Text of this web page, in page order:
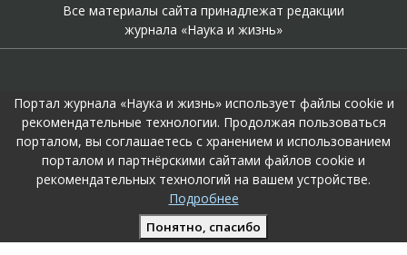
Все материалы сайта принадлежат редакции
журнала «Наука и жизнь»
На портале применяются рекомендательные технологии
Продолжая пользоваться порталом вы соглашаетесь с их
использоавнием.
Поддержка и развитие сайта –KTC Digital Production
Портал журнала «Наука и жизнь» использует файлы cookie и
рекомендательные технологии. Продолжая пользоваться
порталом, вы соглашаетесь с хранением и использованием
порталом и партнёрскими сайтами файлов cookie и
рекомендательных технологий на вашем устройстве.
Подробнее
Понятно, спасибо